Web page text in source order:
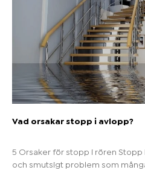
Vad orsakar stopp i avlopp?
5 Orsaker för stopp i rören
och smutsigt problem som